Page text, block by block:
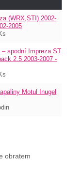
(WRX,STI) 2002-
2005
spodní Impreza STI
2.5 2003-2007 -
Motul Inugel
obratem